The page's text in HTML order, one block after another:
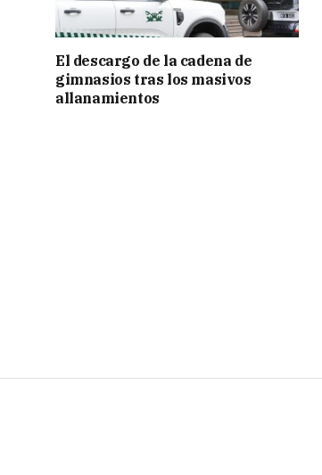
El descargo de la cadena de
gimnasios tras los masivos
allanamientos